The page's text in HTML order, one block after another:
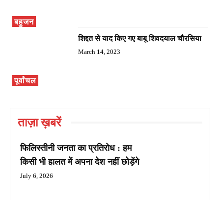
बहुजन
पूर्वांचल
शिद्दत से याद किए गए बाबू शिवदयाल चौरसिया
March 14, 2023
ताज़ा ख़बरें
फिलिस्तीनी जनता का प्रतिरोध : हम
किसी भी हालत में अपना देश नहीं छोड़ेंगे
July 6, 2026